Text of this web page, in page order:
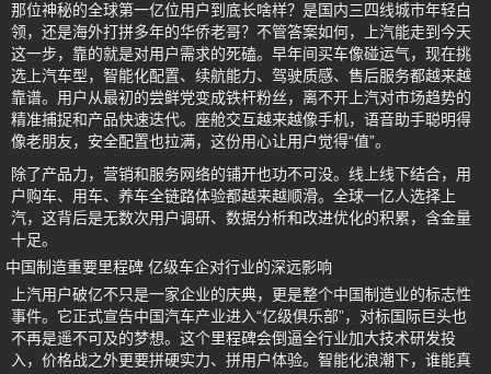
那位神秘的全球第一亿位用户到底长啥样？是国内三四线城市年轻白
领，还是海外打拼多年的华侨老哥？不管答案如何，上汽能走到今天
这一步，靠的就是对用户需求的死磕。早年间买车像碰运气，现在挑
选上汽车型，智能化配置、续航能力、驾驶质感、售后服务都越来越
靠谱。用户从最初的尝鲜党变成铁杆粉丝，离不开上汽对市场趋势的
精准捕捉和产品快速迭代。座舱交互越来越像手机，语音助手聪明得
像老朋友，安全配置也拉满，这份用心让用户觉得“值”。
除了产品力，营销和服务网络的铺开也功不可没。线上线下结合，用
户购车、用车、养车全链路体验都越来越顺滑。全球一亿人选择上
汽，这背后是无数次用户调研、数据分析和改进优化的积累，含金量
十足。
中国制造重要里程碑 亿级车企对行业的深远影响
上汽用户破亿不只是一家企业的庆典，更是整个中国制造业的标志性
事件。它正式宣告中国汽车产业进入“亿级俱乐部”，对标国际巨头也
不再是遥不可及的梦想。这个里程碑会倒逼全行业加大技术研发投
入，价格战之外更要拼硬实力、拼用户体验。智能化浪潮下，谁能真